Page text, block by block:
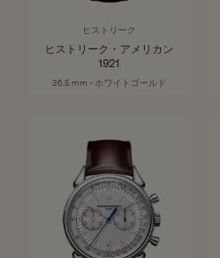
ヒストリーク
ヒストリーク・アメリカン
1921
36.5 mm - ホワイトゴールド